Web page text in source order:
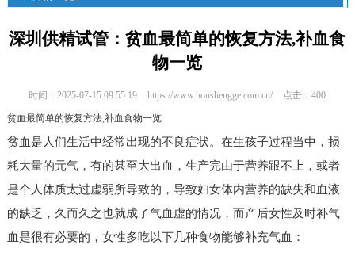
深圳供精试管：贫血最简单的恢复方法,补血食
物一览
时间：2025-07-15 09:55:19 https://www.houshengge.com.cn/ 点击：400
贫血最简单的恢复方法,补血食物一览
贫血是人们生活中经常出现的不良症状。在生孩子过程当中，损
耗大量的元气，有的甚至大出血，生产完由于营养跟不上，或者
是个人体质太过虚弱所导致的，导致妇女体内营养的缺失和血液
的缺乏，久而久之也就成了气血虚的情况，而产后女性及时补气
血是很有必要的，女性多吃以下几种食物能够补充气血：